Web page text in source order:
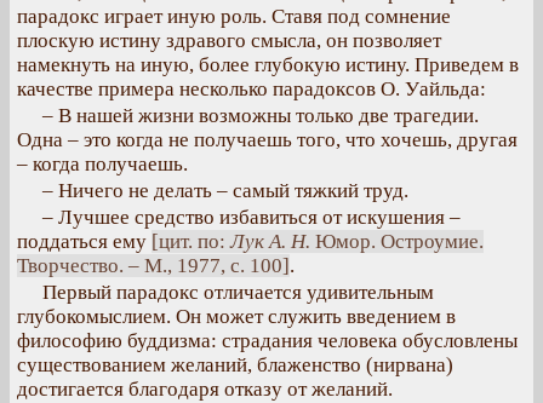
парадокс играет иную роль. Ставя под сомнение
плоскую истину здравого смысла, он позволяет
намекнуть на иную, более глубокую истину. Приведем в
качестве примера несколько парадоксов О. Уайльда:
– В нашей жизни возможны только две трагедии.
Одна – это когда не получаешь того, что хочешь, другая
– когда получаешь.
– Ничего не делать – самый тяжкий труд.
– Лучшее средство избавиться от искушения –
поддаться ему [цит. по:Лук А. Н. Юмор. Остроумие.
Творчество. – М., 1977, с. 100].
Первый парадокс отличается удивительным
глубокомыслием. Он может служить введением в
философию буддизма: страдания человека обусловлены
существованием желаний, блаженство (нирвана)
достигается благодаря отказу от желаний.